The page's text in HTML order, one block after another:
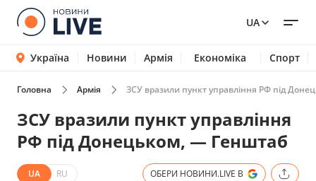
UA
Україна Новини Армія Економіка Спорт
Головна Армія ЗСУ вразили пункт управління РФ під
ЗСУ вразили пункт управління
РФ під Донецьком, — Генштаб
UA RU ОБЕРИ НОВИНИ.LIVE В